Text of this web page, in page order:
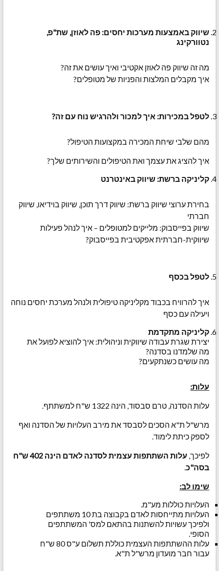
שיווק באמצעות מערכות יחסים: פה לאוזן, שת"פ,
נטוורקינג
מה זה שיווק פה לאוזן אקטיבי ואיך עושים את זה?
איך מקבלים המלצות והפניות של מטופלים?
לטפל במכירות: איך למכור ולהרגיש נוח עם זה?
מהם שלבי שיחת המכירה במקצועות הטיפול?
איך להציג את עצמך ואת הטיפולים והשירותים שלך?
קליניקה ברשת: שיווק באינטרנט
בחירת ערוצי שיווק ברשת: שיווק דרך תוכן, שיווק בוידיאו, שיווק
חברתי
שיווק בפייסבוק: מלייקים למטופלים – איך לנהל פעילות
שיווקית-חברתית אפקטיבית בפייסבוק?
לטפל בכסף
איך להרוויח בכבוד מקליניקה טיפולית ולנהל מערכת יחסים נוחה
ויעילה עם כסף
קליניקה מתקדמת
יצירת שגרת עבודה שיווקית וניהולית: איך להוציא לפועל את
מה שלמדנו בסדנה?
מה עושים כשנתקעים?
עלות:
עלות הסדנה, טרם סבסוד, הינה 1322 ש"ח למשתתף.
מרש"ל ת"א הסכים לסבסד את מירב העלויות של הסדנה ואף
לספק כיתת לימוד.
לפיכך,
עלות השתתפות עצמית לסדנה לאדם הינה 402 ש"ח
בסה"כ.
שימו לב:
העלויות כוללות מע"מ.
העלויות מתייחסות לאדם בקבוצה בת 10 משתתפים
ולפיכך עשויות להשתנות בהתאם למס' המשתתפים
הסופי.
עלות ההשתתפות העצמית כוללת תשלום ע"ס 80 ש"ח
עבור חבר מועדון מרש"ל ת"א.